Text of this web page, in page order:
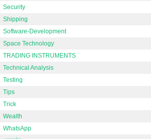
Security
Shipping
Software-Development
Space Technology
TRADING INSTRUMENTS
Technical Analysis
Testing
Tips
Trick
Wealth
WhatsApp